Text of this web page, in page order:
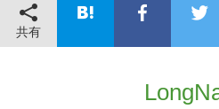
共有